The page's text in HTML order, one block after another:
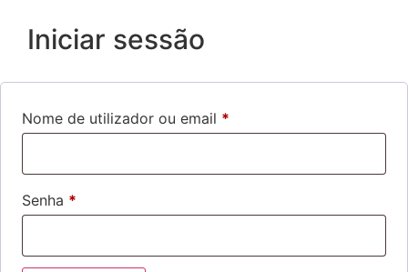
Iniciar sessão
Nome de utilizador ou email *
Senha *